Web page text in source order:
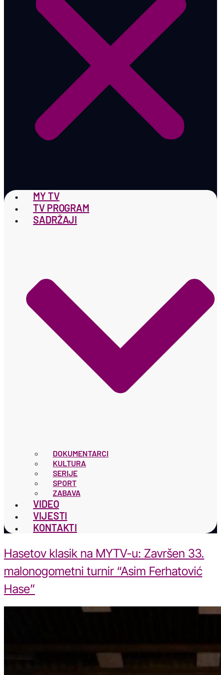
MY TV
TV PROGRAM
SADRŽAJI
DOKUMENTARCI
KULTURA
SERIJE
SPORT
ZABAVA
VIDEO
VIJESTI
KONTAKTI
Hasetov klasik na MYTV-u: Završen 33.
malonogometni turnir “Asim Ferhatović
Hase”